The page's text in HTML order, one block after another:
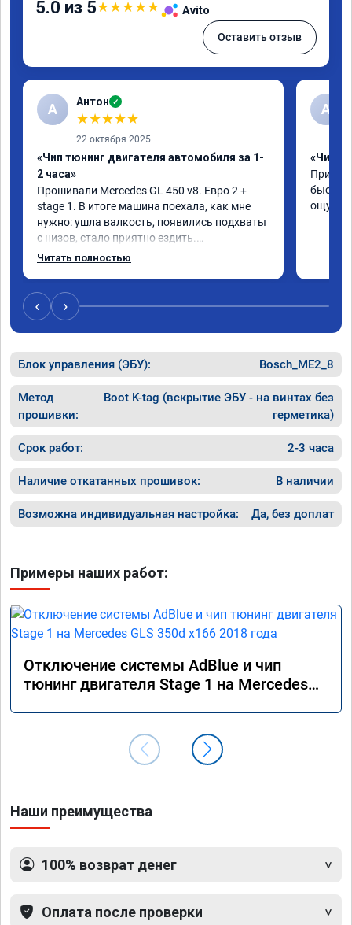
5.0 из 5★★★★★ Avito
Оставить отзыв
А Антон ✓
★★★★★
22 октября 2025
«Чип тюнинг двигателя автомобиля за 1-
2 часа»
Прошивали Mercedes GL 450 v8. Евро 2 +
stage 1. В итоге машина поехала, как мне
нужно: ушла валкость, появились подхваты
с низов, стало приятно ездить.
Одни из лучших трат, в авто! 🔥
Читать полностью
A
«Чип
‹ ›
Блок управления (ЭБУ): Bosch_ME2_8
Метод
прошивки:
Boot K-tag (вскрытие ЭБУ - на винтах без
герметика)
Срок работ: 2-3 часа
Наличие откатанных прошивок: В наличии
Возможна индивидуальная настройка: Да, без доплат
Примеры наших работ:
Отключение системы AdBlue и чип
тюнинг двигателя Stage 1 на Mercedes
Наши преимущества
100% возврат денег
Оплата после проверки